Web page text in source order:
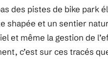
des pistes de bike park
shapée et un sentier
et même la gestion de
c’est sur ces tracés